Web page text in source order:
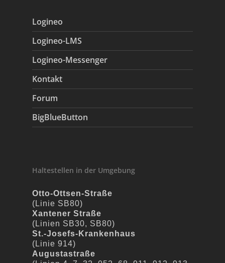
Logineo
Logineo-LMS
Logineo-Messenger
Kontakt
Forum
BigBlueButton
Haltestellen in der Umgebung
Otto-Ottsen-Straße
(Linie SB80)
Xantener Straße
(Linien SB30, SB80)
St.-Josefs-Krankenhaus
(Linie 914)
Augustastraße